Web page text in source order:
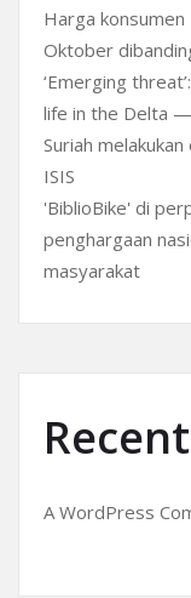
Harga konsumen
Oktober
‘Emerging
life in the Delta —
Suriah
ISIS
'BiblioBike' di
penghargaan
masyarakat
A WordPress